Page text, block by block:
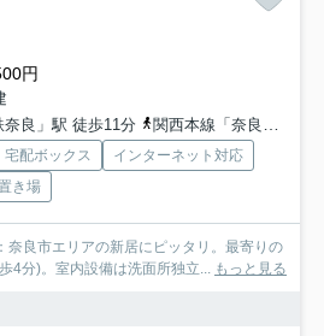
円
良」駅 徒歩11分
関西本線「奈良」駅 徒歩23分
宅配ボックス
インターネット対応
き場
奈良市エリアの新居にピッタリ。最寄りの
4分)。室内設備は洗面所独立... もっと見る